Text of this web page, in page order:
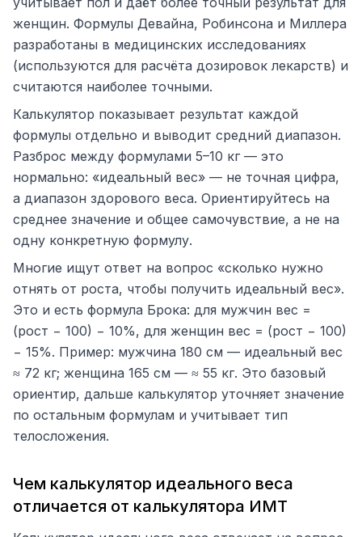
женщин. Формулы Девайна, Робинсона и Миллера
разработаны в медицинских исследованиях
(используются для расчёта дозировок лекарств) и
считаются наиболее точными.
Калькулятор показывает результат каждой
формулы отдельно и выводит средний диапазон.
Разброс между формулами 5–10 кг — это
нормально: «идеальный вес» — не точная цифра,
а диапазон здорового веса. Ориентируйтесь на
среднее значение и общее самочувствие, а не на
одну конкретную формулу.
Многие ищут ответ на вопрос «сколько нужно
отнять от роста, чтобы получить идеальный вес».
Это и есть формула Брока: для мужчин вес =
(рост − 100) − 10%, для женщин вес = (рост − 100)
− 15%. Пример: мужчина 180 см — идеальный вес
≈ 72 кг; женщина 165 см — ≈ 55 кг. Это базовый
ориентир, дальше калькулятор уточняет значение
по остальным формулам и учитывает тип
телосложения.
Чем калькулятор идеального веса
отличается от калькулятора ИМТ